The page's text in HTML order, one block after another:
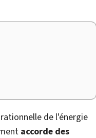
de l'énergie
accorde des